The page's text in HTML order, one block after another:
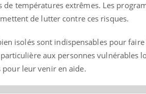
de températures extrêmes. Les
de lutter contre ces risques.
isolés sont indispensables pour
aux personnes vulnérables
pour leur venir en aide.